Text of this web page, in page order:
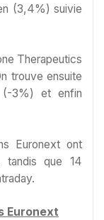
(3,4%) suivie
Therapeutics
trouve ensuite
(-3%) et enfin
Euronext ont
tandis que 14
Euronext